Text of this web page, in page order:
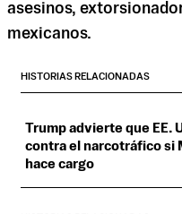
asesinos,
mexicanos.
HISTORIAS RELACIONADAS
Trump advierte que EE.
contra el narcotráfico si
hace cargo